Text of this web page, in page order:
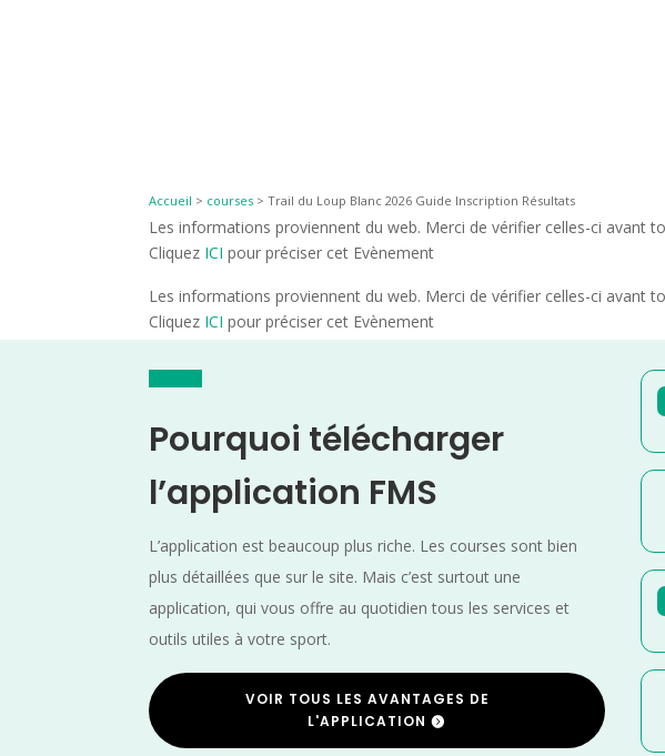
Accueil > courses >Trail du Loup Blanc 2026 Guide Inscription Résultats
Les informations proviennent du web. Merci de vérifier celles-ci avant
Cliquez ICI pour préciser cet Evènement
Les informations proviennent du web. Merci de vérifier celles-ci avant
Cliquez ICI pour préciser cet Evènement
Pourquoi télécharger
l’application FMS
L’application est beaucoup plus riche. Les courses sont bien
plus détaillées que sur le site. Mais c’est surtout une
application, qui vous offre au quotidien tous les services et
outils utiles à votre sport.
VOIR TOUS LES AVANTAGES DE
L'APPLICATION